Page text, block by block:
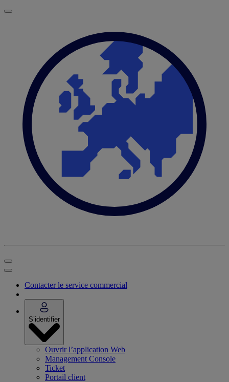
Contacter le service commercial
S’identifier
Ouvrir l’application Web
Management Console
Ticket
Portail client